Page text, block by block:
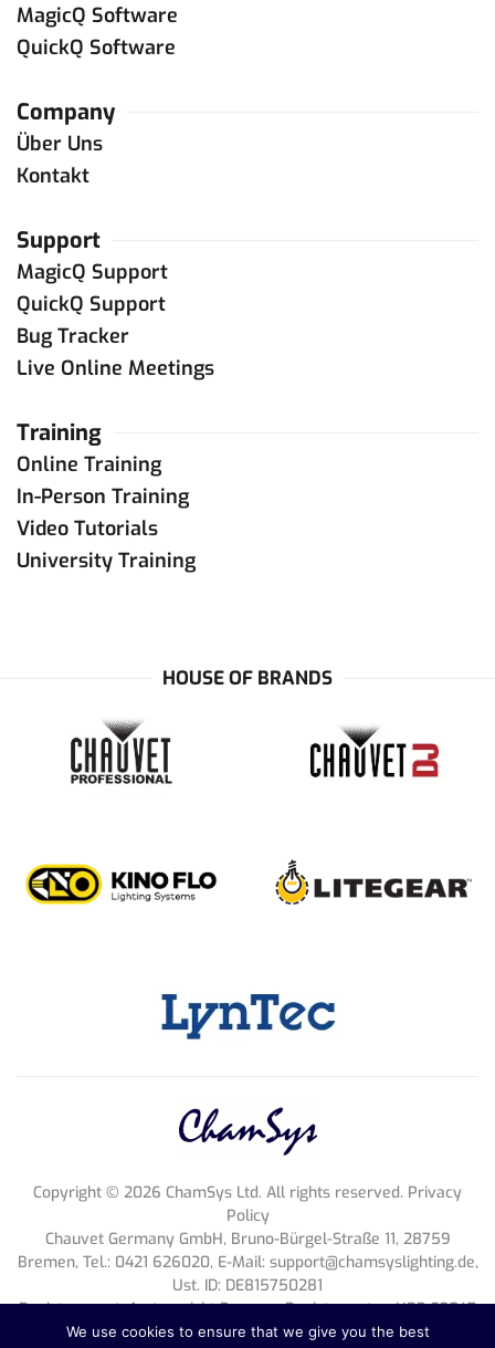
MagicQ Software
QuickQ Software
Company
Über Uns
Kontakt
Support
MagicQ Support
QuickQ Support
Bug Tracker
Live Online Meetings
Training
Online Training
In-Person Training
Video Tutorials
University Training
HOUSE OF BRANDS
Copyright © 2026 ChamSys Ltd. All rights reserved. Privacy
Policy
Chauvet Germany GmbH, Bruno-Bürgel-Straße 11, 28759
Bremen, Tel.: 0421 626020, E-Mail: support@chamsyslighting.de,
Ust. ID: DE815750281
Register court: Amtsgericht Bremen, Register entry: HRB 33047
HB, Geschäftsführung: Michael Brooksbank
We use cookies to ensure that we give you the best